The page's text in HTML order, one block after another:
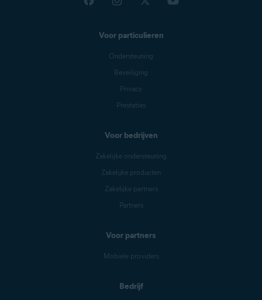
Voor particulieren
Ondersteuning
Beveiliging
Privacy
Prestaties
Voor bedrijven
Zakelijke ondersteuning
Zakelijke producten
Zakelijke partners
Partners
Voor partners
Mobiele providers
Bedrijf